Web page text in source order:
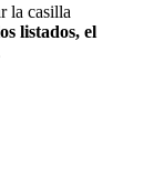
la casilla
listados, el